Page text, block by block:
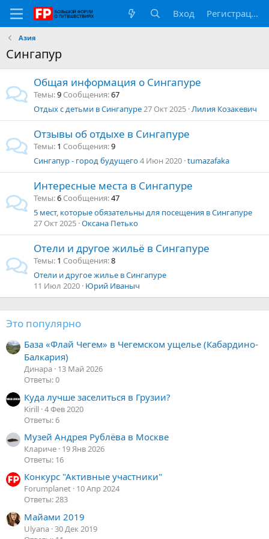
Вход Регистрация
Азия
Сингапур
Общая информация о Сингапуре
Темы 9 Сообщения 67
Отдых с детьми в Сингапуре27 Окт 2025 Лилия Козакевич
Отзывы об отдыхе в Сингапуре
Темы 1 Сообщения 9
Сингапур - город будущего4 Июн 2020 tumazafaka
Интересные места в Сингапуре
Темы 6 Сообщения 47
5 мест, которые обязательны для посещения в Сингапуре
27 Окт 2025 Оксана Петько
Отели и другое жильё в Сингапуре
Темы 1 Сообщения 8
Отели и другое жилье в Сингапуре
11 Июл 2020 Юрий Иваныч
Это популярно
База «Флай Чегем» в Чегемском ущелье (Кабардино-
Балкария)
Динара 13 Май 2026
Ответы: 0
Куда лучше заселиться в Грузии?
Kirill 4 Фев 2020
Ответы: 6
Музей Андрея Рублёва в Москве
Клариче 19 Янв 2026
Ответы: 16
Конкурс "Активные участники"
Forumplanet 10 Апр 2024
Ответы: 283
Майами 2019
Ulyana 30 Дек 2019